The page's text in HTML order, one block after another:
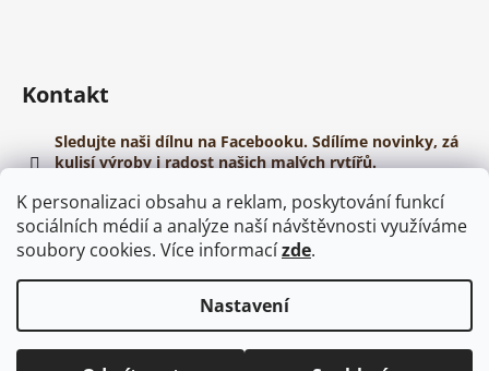
K personalizaci obsahu a reklam, poskytování funkcí
sociálních médií a analýze naší návštěvnosti využíváme
soubory cookies. Více informacízde.
Nastavení
Kontakt
Sledujte naši dílnu na Facebooku. Sdílíme novinky, zá
kulisí výroby i radost našich malých rytířů.
Copyright 2026Dřevěné meče. Všechna práva vyhrazena.